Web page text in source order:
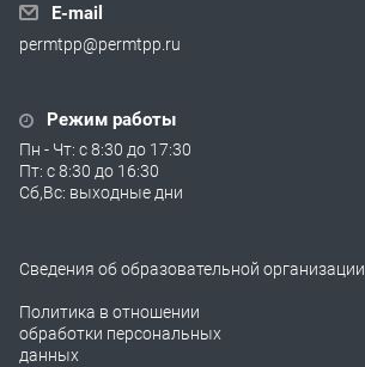
E-mail
permtpp@permtpp.ru
Режим работы
Пн - Чт: с 8:30 до 17:30
Пт: с 8:30 до 16:30
Сб,Вс: выходные дни
Сведения об образовательной организации
Политика в отношении
обработки персональных
данных